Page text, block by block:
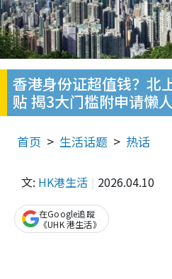
香港身份证超值钱？北
贴 揭3大门槛附申请懒
首页 生活话题 热话
文: HK港生活 2026.04.10
在Google追蹤
《UHK 港生活》